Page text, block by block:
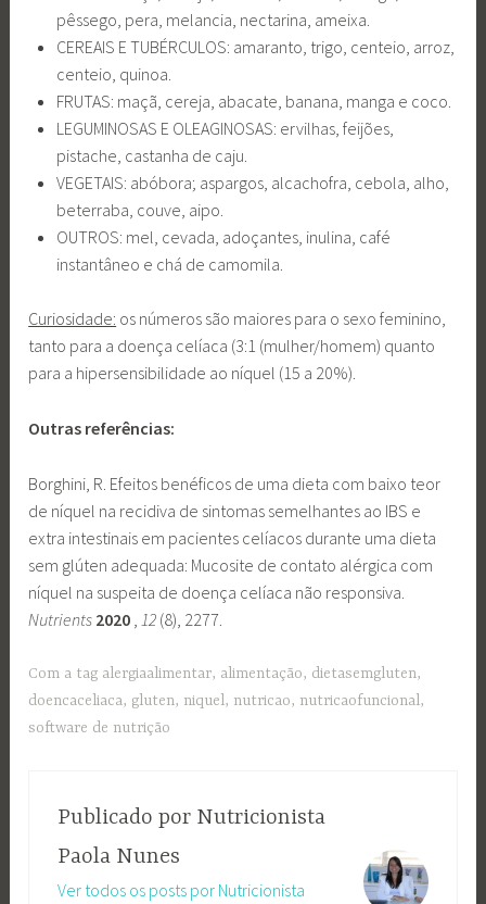
pêssego, pera, melancia, nectarina, ameixa.
CEREAIS E TUBÉRCULOS: amaranto, trigo, centeio, arroz,
centeio, quinoa.
FRUTAS: maçã, cereja, abacate, banana, manga e coco.
LEGUMINOSAS E OLEAGINOSAS: ervilhas, feijões,
pistache, castanha de caju.
VEGETAIS: abóbora; aspargos, alcachofra, cebola, alho,
beterraba, couve, aipo.
OUTROS: mel, cevada, adoçantes, inulina, café
instantâneo e chá de camomila.
Curiosidade: os números são maiores para o sexo feminino,
tanto para a doença celíaca (3:1 (mulher/homem) quanto
para a hipersensibilidade ao níquel (15 a 20%).
Outras referências:
Borghini, R. Efeitos benéficos de uma dieta com baixo teor
de níquel na recidiva de sintomas semelhantes ao IBS e
extra intestinais em pacientes celíacos durante uma dieta
sem glúten adequada: Mucosite de contato alérgica com
níquel na suspeita de doença celíaca não responsiva.
Nutrients 2020 12 (8), 2277.
Com a tag alergiaalimentar, alimentação, dietasemgluten,
doencaceliaca, gluten, niquel, nutricao, nutricaofuncional,
software de nutrição
Publicado por Nutricionista
Paola Nunes
Ver todos os posts por Nutricionista